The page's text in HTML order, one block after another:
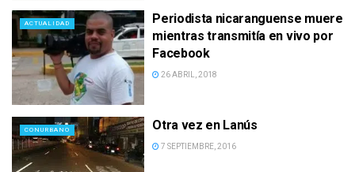
ACTUALIDAD
Periodista nicaranguense muere
mientras transmitía en vivo por
Facebook
26 ABRIL, 2018
CONURBANO Otra vez en Lanús
7 SEPTIEMBRE, 2016